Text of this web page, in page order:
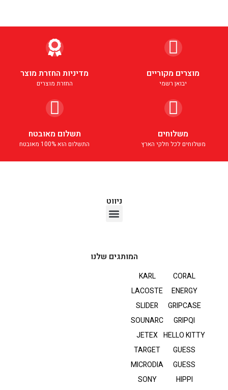
מוצרים מקוריים
יבואן רשמי
מדיניות החזרת מוצר
החזרת מוצרים
משלוחים
משלוחים לכל חלקי הארץ
תשלום מאובטח
התשלום הוא 100% מאובטח
ניווט
המותגים שלנו
CORAL
ENERGY
GRIPCASE
GRIPQI
HELLO KITTY
GUESS
GUESS
HIPPI
KARL
LACOSTE
SLIDER
SOUNARC
JETEX
TARGET
MICRODIA
SONY